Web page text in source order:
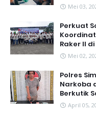
Mei 03,
Perkuat
Raker II
Mei 02,
Polres
Narkoba
Berkutik
April 05,